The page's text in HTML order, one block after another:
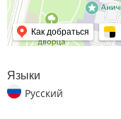
Как добраться
Языки
Русский